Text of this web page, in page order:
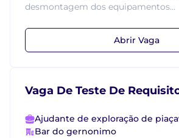
desmontagem dos equipamentos...
Abrir Vaga
Vaga De Teste De
Ajudante de exploração de
Bar do gernonimo